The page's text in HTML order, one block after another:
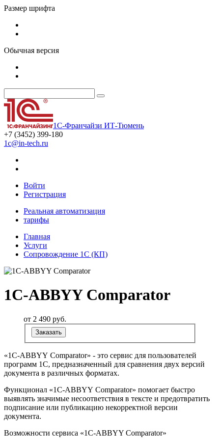
Размер шрифта
Обычная версия
1С-Франчайзи ИТ-Тюмень
+7 (3452) 399-180
1c@in-tech.ru
Войти
Регистрация
Реальная автоматизация
тарифы
Главная
Услуги
Сопровождение 1С (КП)
1C-ABBYY Comparator
от 2 490 руб.
Заказать
«1C-ABBYY Comparator» - это сервис для пользователей
программ 1С, предназначенный для сравнения двух версий
документа в различных форматах.
Функционал «1C-ABBYY Comparator» помогает быстро
выявлять значимые несоответствия в тексте и предотвратить
подписание или публикацию некорректной версии
документа.
Возможности сервиса «1C-ABBYY Comparator»